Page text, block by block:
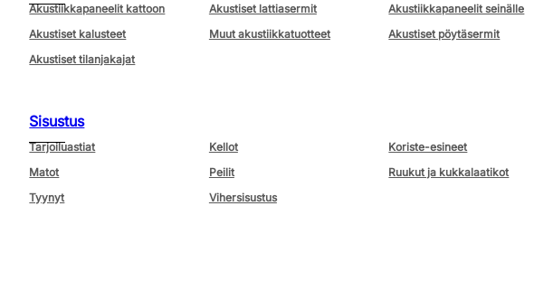
Akustiikkapaneelit kattoon Akustiset lattiasermit
Akustiikkapaneelit seinälle
Akustiset kalusteet
Muut akustiikkatuotteet
Akustiset pöytäsermit
Akustiset tilanjakajat
Sisustus
Tarjoiluastiat Kellot
Koriste-esineet
Matot
Peilit
Ruukut ja kukkalaatikot
Tyynyt
Vihersisustus